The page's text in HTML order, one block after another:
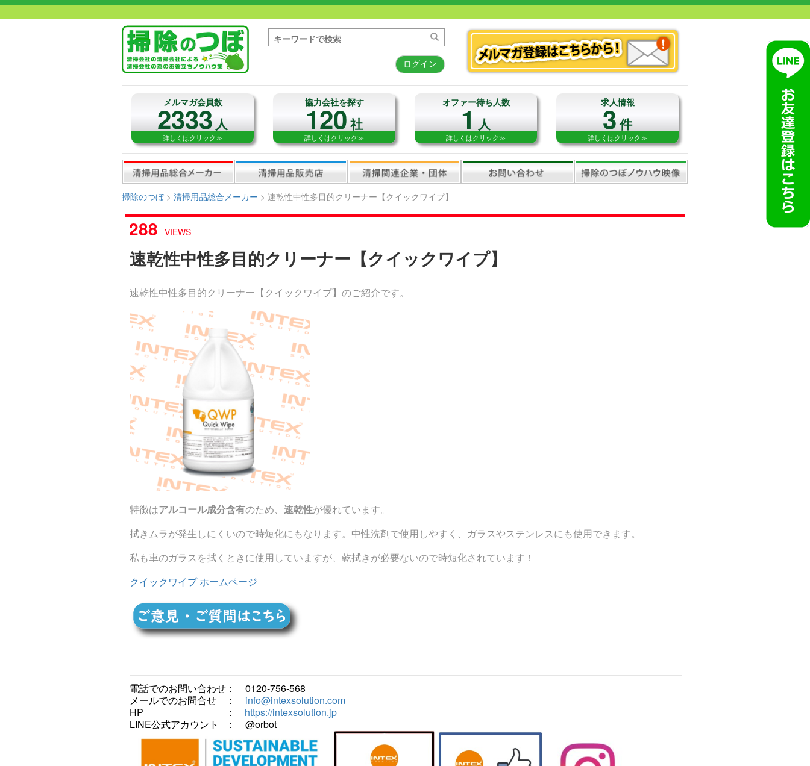
ログイン
メルマガ会員数
2333人
詳しくはクリック≫
協力会社を探す
120社
詳しくはクリック≫
オファー待ち人数
1人
詳しくはクリック≫
求人情報
3件
詳しくはクリック≫
掃除のつぼ> 清掃用品総合メーカー > 速乾性中性多目的クリーナー【クイックワイプ】
288 VIEWS
速乾性中性多目的クリーナー【クイックワイプ】
速乾性中性多目的クリーナー【クイックワイプ】のご紹介です。
特徴はアルコール成分含有のため、 速乾性が優れています。
拭きムラが発生しにくいので時短化にもなります。中性洗剤で使用しやすく、ガラスやステンレスにも使用できます。
私も車のガラスを拭くときに使用していますが、乾拭きが必要ないので時短化されています！
クイックワイプ ホームページ
電話でのお問い合わせ： 0120-756-568
メールでのお問合せ ： info@intexsolution.com
HP ： https://intexsolution.jp
LINE公式アカウント ： @orbot